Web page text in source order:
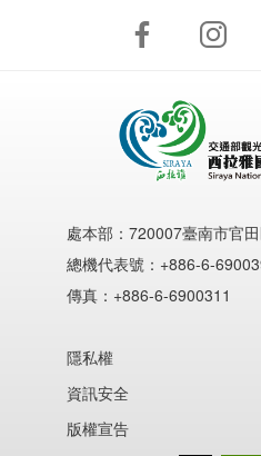
處本部： 720007臺南市官
總機代表號：+886-6-
傳真：+886-6-6900311
隱私權
資訊安全
版權宣告